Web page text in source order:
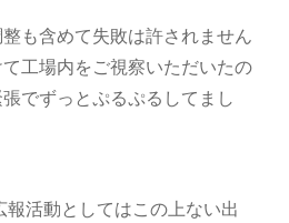
も含めて失敗は許されません
工場内をご視察いただいたの
でずっとぷるぷるしてまし
活動としてはこの上ない出